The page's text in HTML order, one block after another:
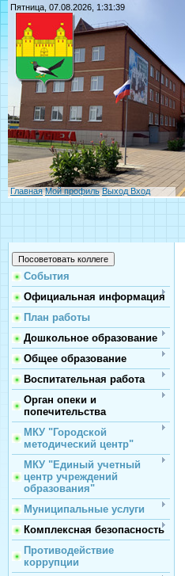
Пятница, 07.08.2026, 1:31:39
Главная Мой профиль Выход Вход
События
Официальная информация
План работы
Дошкольное образование
Общее образование
Воспитательная работа
Орган опеки и
попечительства
МКУ "Городской
методический центр"
МКУ "Единый учетный
центр учреждений
образования"
Муниципальные услуги
Комплексная безопасность
Противодействие
коррупции